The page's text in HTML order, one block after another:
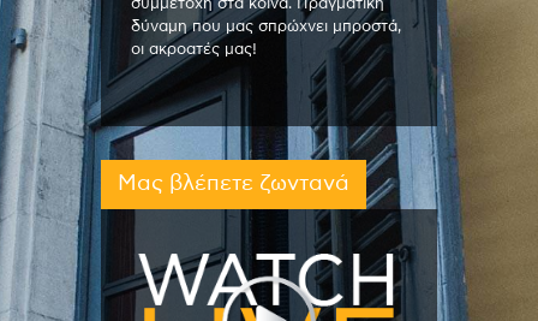
συμμετοχή στα κοινά. Πραγματική
δύναμη που μας σπρώχνει μπροστά,
οι ακροατές μας!
Μας βλέπετε ζωντανά